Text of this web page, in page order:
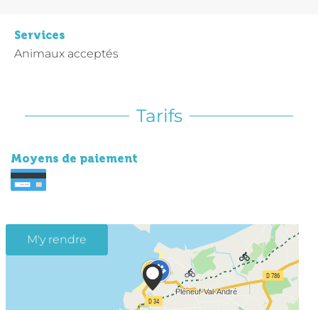
Services
Animaux acceptés
Tarifs
Moyens de paiement
M'y rendre